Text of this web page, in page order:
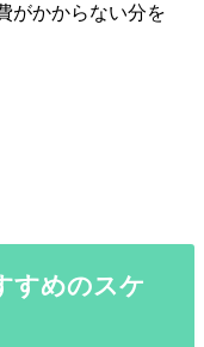
がかからない分を
すめのスケ